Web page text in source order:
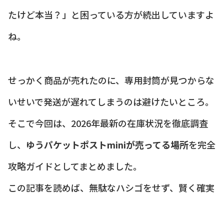
たけど本当？」と困っている方が続出していますよ
ね。
せっかく商品が売れたのに、専用封筒が見つからな
いせいで発送が遅れてしまうのは避けたいところ。
そこで今回は、2026年最新の在庫状況を徹底調査
し、 ゆうパケットポストminiが売ってる場所を完全
攻略ガイドとしてまとめました。
この記事を読めば、無駄なハシゴをせず、賢く確実